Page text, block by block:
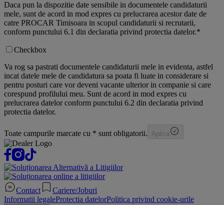
Daca pun la dispozitie date sensibile in documentele candidaturii
mele, sunt de acord in mod expres cu prelucrarea acestor date de
catre PROCAR Timisoara in scopul candidaturii si recrutarii,
conform punctului 6.1 din declaratia privind protectia datelor.*
Checkbox
Va rog sa pastrati documentele candidaturii mele in evidenta, astfel
incat datele mele de candidatura sa poata fi luate in considerare si
pentru posturi care vor deveni vacante ulterior in companie si care
corespund profilului meu. Sunt de acord in mod expres cu
prelucrarea datelor conform punctului 6.2 din declaratia privind
protectia datelor.
Toate campurile marcate cu * sunt obligatorii. Aplica
Contact
Cariere/Joburi
Informatii legaleProtectia datelorPolitica privind cookie-urile